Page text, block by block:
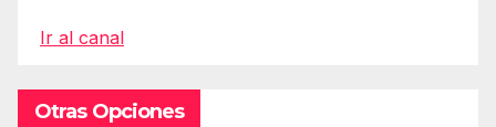
Ir al canal
Otras Opciones